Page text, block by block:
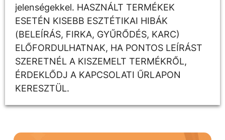
jelenségekkel. HASZNÁLT TERMÉKEK
ESETÉN KISEBB ESZTÉTIKAI HIBÁK
(BELEÍRÁS, FIRKA, GYŰRŐDÉS, KARC)
ELŐFORDULHATNAK, HA PONTOS LEÍRÁST
SZERETNÉL A KISZEMELT TERMÉKRŐL,
ÉRDEKLŐDJ A KAPCSOLATI ŰRLAPON
KERESZTÜL.